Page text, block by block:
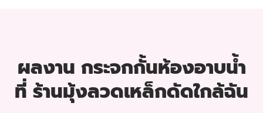
ผลงาน กระจกกั้นห้องอาบน้ำ
ที่ ร้านมุ้งลวดเหล็กดัดใกล้ฉัน